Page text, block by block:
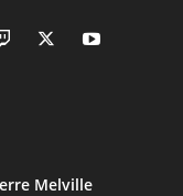
Melville